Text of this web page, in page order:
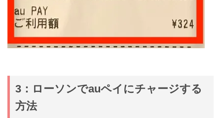
3：ローソンでauペイにチャージする
方法